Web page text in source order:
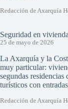
Redacción de Axarquía
Seguridad en
25 de mayo de 2026
La Axarquía y la
muy particular:
segundas residencias
turísticos con
Redacción de Axarquía